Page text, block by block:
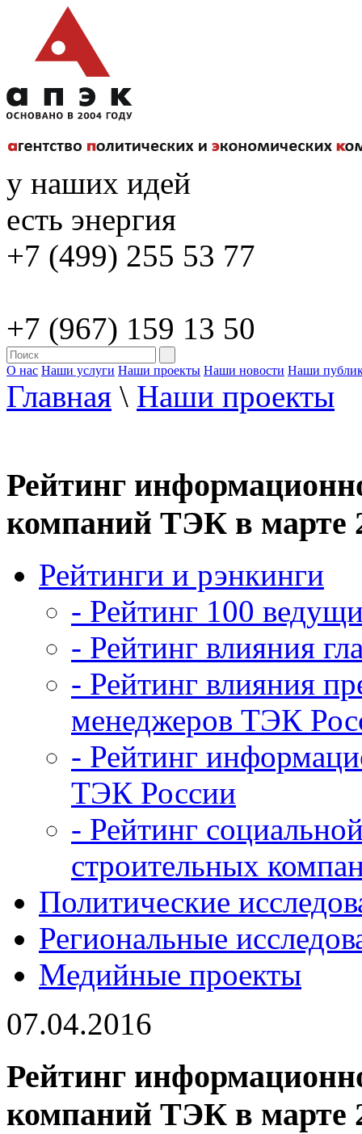
у наших идей
есть энергия
+7 (499) 255 53 77
+7 (967) 159 13 50
О нас Наши услуги Наши проекты Наши новости Наши
Главная \ Наши проекты
Рейтинг
компаний ТЭК в марте
Рейтинги и рэнкинги
- Рейтинг 100
- Рейтинг влияния
- Рейтинг влияния
менеджеров ТЭК
- Рейтинг
ТЭК России
- Рейтинг
строительных
Политические
Региональные
Медийные проекты
07.04.2016
Рейтинг
компаний ТЭК в марте